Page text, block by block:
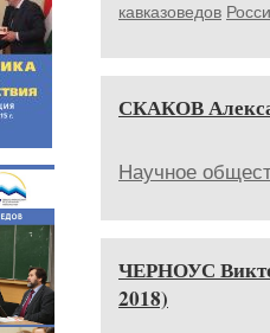
кавказоведов
СКАКОВ
Научное
ЧЕРНОУС
2018)